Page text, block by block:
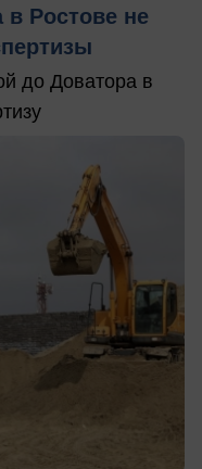
в Ростове не
до Доватора в